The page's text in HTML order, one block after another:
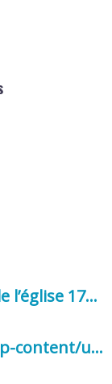
Arrêté de voirie 8 place de l’église 17170 Benon
https://www.benon.fr/wp-content/uploads/2026/06/AR-Voirie-Chemin-de-Lafond-du-26-05-2026.pdf